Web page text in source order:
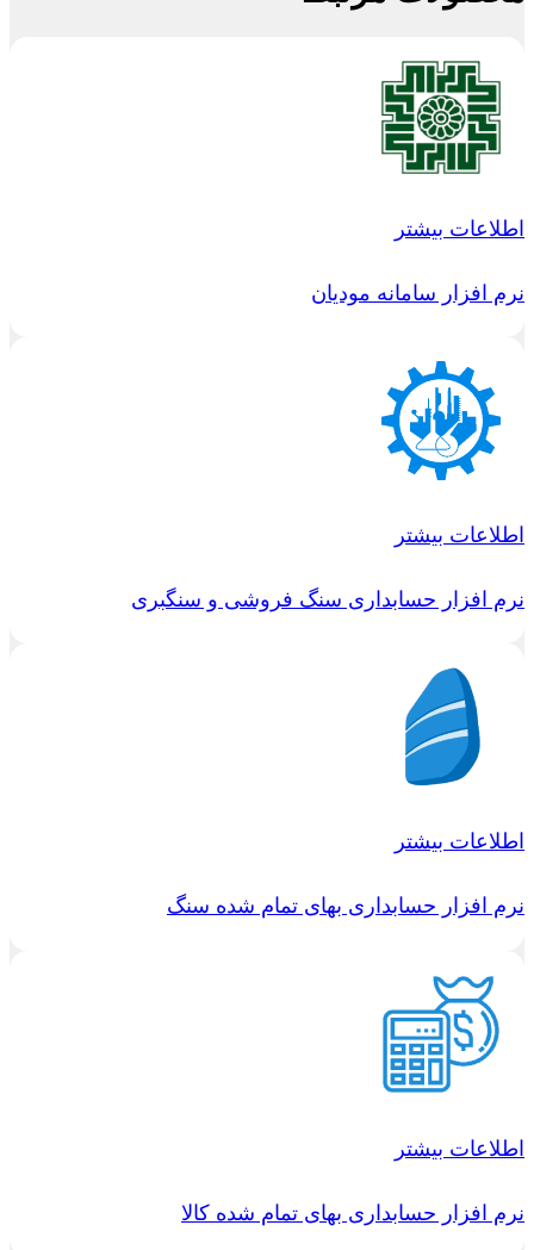
اطلاعات بیشتر
نرم افزار سامانه مودیان
اطلاعات بیشتر
نرم افزار حسابداری سنگ فروشی و سنگبری
اطلاعات بیشتر
نرم افزار حسابداری بهای تمام شده سنگ
اطلاعات بیشتر
نرم افزار حسابداری بهای تمام شده کالا